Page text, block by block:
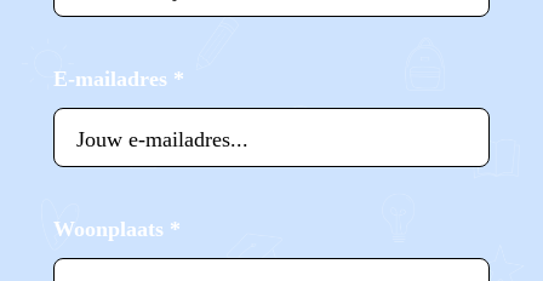
E-mailadres *
Woonplaats *